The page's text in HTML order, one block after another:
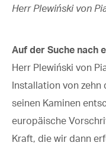
Herr Plewiński von
Auf der Suche nach
Herr Plewiński von
Installation von zehn
seinen Kaminen
europäische
Kraft, die wir dann